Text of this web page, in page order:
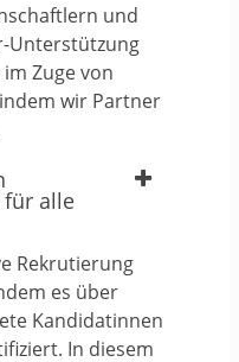
und
Unterstützung
Zuge von
wir Partner
für alle
Rekrutierung
es über
Kandidatinnen
In diesem